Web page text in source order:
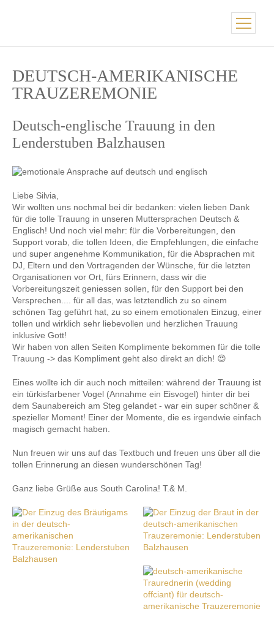
DEUTSCH-AMERIKANISCHE
TRAUZEREMONIE
Deutsch-englische Trauung in den
Lenderstuben Balzhausen
Liebe Silvia,
Wir wollten uns nochmal bei dir bedanken: vielen lieben Dank
für die tolle Trauung in unseren Muttersprachen Deutsch &
Englisch! Und noch viel mehr: für die Vorbereitungen, den
Support vorab, die tollen Ideen, die Empfehlungen, die einfache
und super angenehme Kommunikation, für die Absprachen mit
DJ, Eltern und den Vortragenden der Wünsche, für die letzten
Organisationen vor Ort, fürs Erinnern, dass wir die
Vorbereitungszeit geniessen sollen, für den Support bei den
Versprechen.... für all das, was letztendlich zu so einem
schönen Tag geführt hat, zu so einem emotionalen Einzug, einer
tollen und wirklich sehr liebevollen und herzlichen Trauung
inklusive Gott!
Wir haben von allen Seiten Komplimente bekommen für die tolle
Trauung -> das Kompliment geht also direkt an dich! 😍
Eines wollte ich dir auch noch mitteilen: während der Trauung ist
ein türkisfarbener Vogel (Annahme ein Eisvogel) hinter dir bei
dem Saunabereich am Steg gelandet - war ein super schöner &
spezieller Moment! Einer der Momente, die es irgendwie einfach
magisch gemacht haben.
Nun freuen wir uns auf das Textbuch und freuen uns über all die
tollen Erinnerung an diesen wunderschönen Tag!
Ganz liebe Grüße aus South Carolina! T.& M.